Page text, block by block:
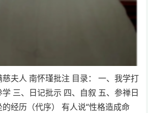
夫人 南怀瑾批注 目录： 一、我学打
三、日记批示 四、自叙 五、参禅日
经历（代序） 有人说“性格造成命